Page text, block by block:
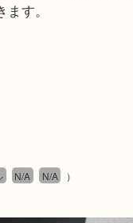
場で現金買取で
に☆